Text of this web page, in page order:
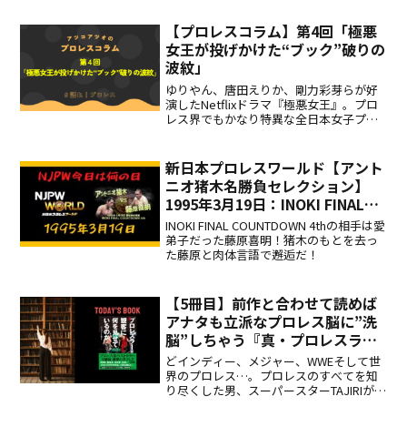
【プロレスコラム】第4回「極悪
女王が投げかけた“ブック”破りの
波紋」
ゆりやん、唐田えりか、剛力彩芽らが好
演したNetflixドラマ『極悪女王』。プロ
レス界でもかなり特異な全日本女子プロ
新日本プロレスワールド【アント
ニオ猪木名勝負セレクション】
1995年3月19日：INOKI FINAL
COUNTDOWN 4th 対藤原喜明
INOKI FINAL COUNTDOWN 4thの相手は愛
弟子だった藤原喜明！猪木のもとを去っ
た藤原と肉体言語で邂逅だ！
【5冊目】前作と合わせて読めば
アナタも立派なプロレス脳に”洗
脳”しちゃう『真・プロレスラー
は観客に何を見せているのか』
TAJIRI著
どインディー、メジャー、WWEそして世
界のプロレス…。プロレスのすべてを知
り尽くした男、スーパースターTAJIRIがア